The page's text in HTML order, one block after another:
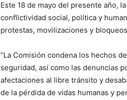
Este 18 de mayo del presente año,
conflictividad social, política y
protestas, movilizaciones y
“La Comisión condena los hechos
seguridad, así como las denuncias
afectaciones al libre tránsito y
de la pérdida de vidas humanas y